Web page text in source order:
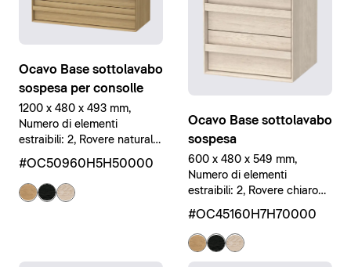
Ocavo Base sottolavabo
sospesa per consolle
1200 x 480 x 493 mm,
Numero di elementi
estraibili: 2, Rovere naturale
naturale massello opaco,
Legno massello
#OC50960H5H50000
Ocavo Base sottolavabo
sospesa
600 x 480 x 549 mm,
Numero di elementi
estraibili: 2, Rovere chiaro
chiaro massello opaco,
Legno massello
#OC45160H7H70000